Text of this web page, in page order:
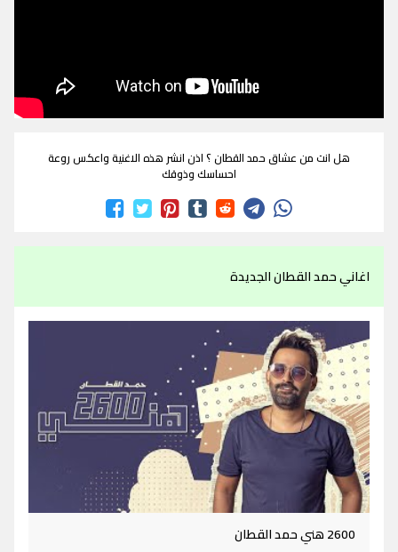
هل انت من عشاق حمد القطان ؟ اذن انشر هذه الاغنية واعكس روعة
احساسك وذوقك
اغاني حمد القطان الجديدة
2600 هني حمد القطان